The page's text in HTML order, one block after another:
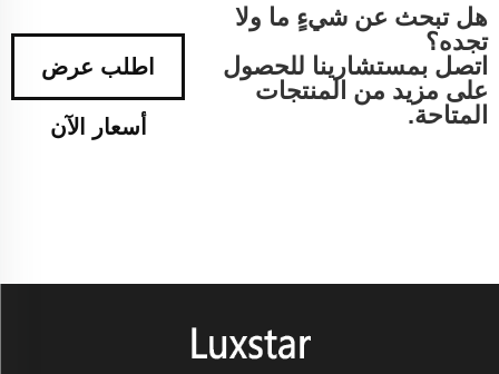
هل تبحث عن شيءٍ ما ولا
تجده؟
اتصل بمستشارينا للحصول
على مزيد من المنتجات
المتاحة.
اطلب عرض
أسعار الآن